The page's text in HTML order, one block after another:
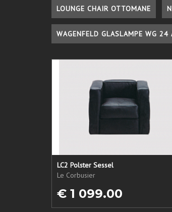
LOUNGE CHAIR OTTOMANE
WAGENFELD GLASLAMPE WG 24
LC2 Polster Sessel
Le Corbusier
€ 1 099.00